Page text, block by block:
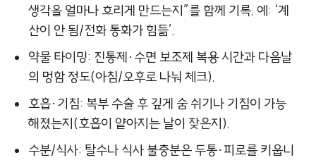
생각을 얼마나 흐리게 만드는지”를 함께 기록. 예: ‘계
산이 안 됨/전화 통화가 힘듦’.
약물 타이밍: 진통제·수면 보조제 복용 시간과 다음날
의 멍함 정도(아침/오후로 나눠 체크).
호흡·기침: 복부 수술 후 깊게 숨 쉬기나 기침이 가능
해졌는지(호흡이 얕아지는 날이 잦은지).
수분/식사: 탈수나 식사 불충분은 두통·피로를 키웁니